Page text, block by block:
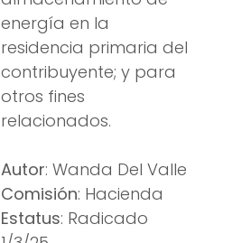
energía en la
residencia primaria del
contribuyente; y para
otros fines
relacionados.
Autor: Wanda Del Valle
Comisión: Hacienda
Estatus: Radicado